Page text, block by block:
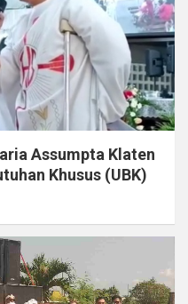
Assumpta Klaten
Khusus (UBK)